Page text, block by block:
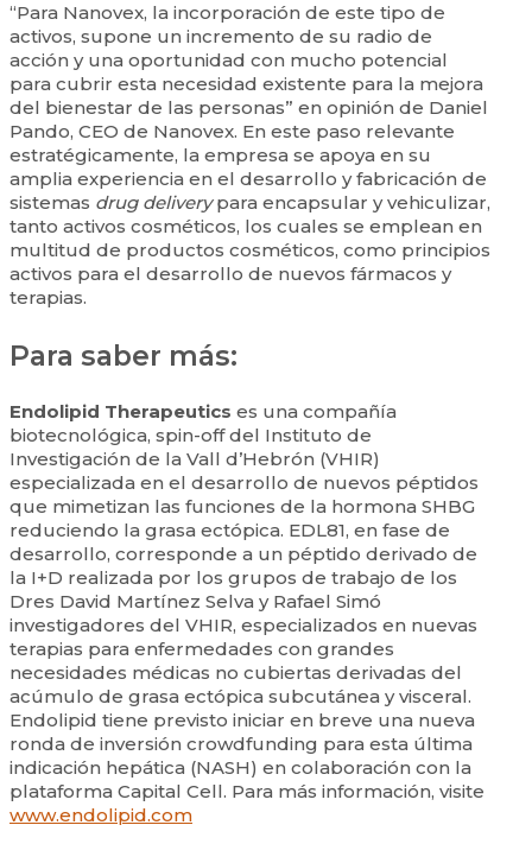
“Para Nanovex, la incorporación de este tipo de
activos, supone un incremento de su radio de
acción y una oportunidad con mucho potencial
para cubrir esta necesidad existente para la mejora
del bienestar de las personas” en opinión de Daniel
Pando, CEO de Nanovex. En este paso relevante
estratégicamente, la empresa se apoya en su
amplia experiencia en el desarrollo y fabricación de
sistemas drug deliverypara encapsular y vehiculizar,
tanto activos cosméticos, los cuales se emplean en
multitud de productos cosméticos, como principios
activos para el desarrollo de nuevos fármacos y
terapias.
Para saber más:
Endolipid Therapeutics es una compañía
biotecnológica, spin-off del Instituto de
Investigación de la Vall d’Hebrón (VHIR)
especializada en el desarrollo de nuevos péptidos
que mimetizan las funciones de la hormona SHBG
reduciendo la grasa ectópica. EDL81, en fase de
desarrollo, corresponde a un péptido derivado de
la I+D realizada por los grupos de trabajo de los
Dres David Martínez Selva y Rafael Simó
investigadores del VHIR, especializados en nuevas
terapias para enfermedades con grandes
necesidades médicas no cubiertas derivadas del
acúmulo de grasa ectópica subcutánea y visceral.
Endolipid tiene previsto iniciar en breve una nueva
ronda de inversión crowdfunding para esta última
indicación hepática (NASH) en colaboración con la
plataforma Capital Cell. Para más información, visite
www.endolipid.com